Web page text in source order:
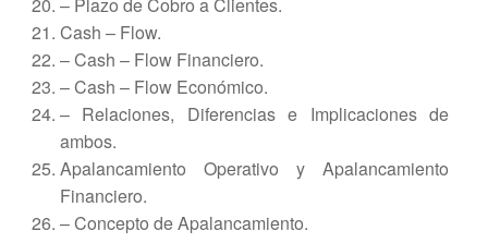
Cash – Flow.
– Cash – Flow Financiero.
– Cash – Flow Económico.
– Relaciones, Diferencias e Implicaciones de
ambos.
Apalancamiento Operativo y Apalancamiento
Financiero.
– Concepto de Apalancamiento.